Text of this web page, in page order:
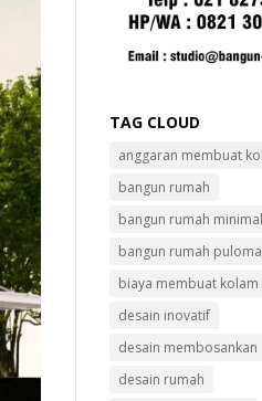
TAG CLOUD
anggaran membuat
bangun rumah
bangun rumah
bangun rumah
biaya membuat kolam
desain inovatif
desain membosankan
desain rumah